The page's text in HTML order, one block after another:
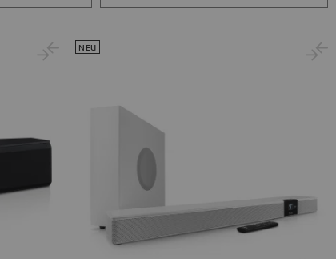
NEU